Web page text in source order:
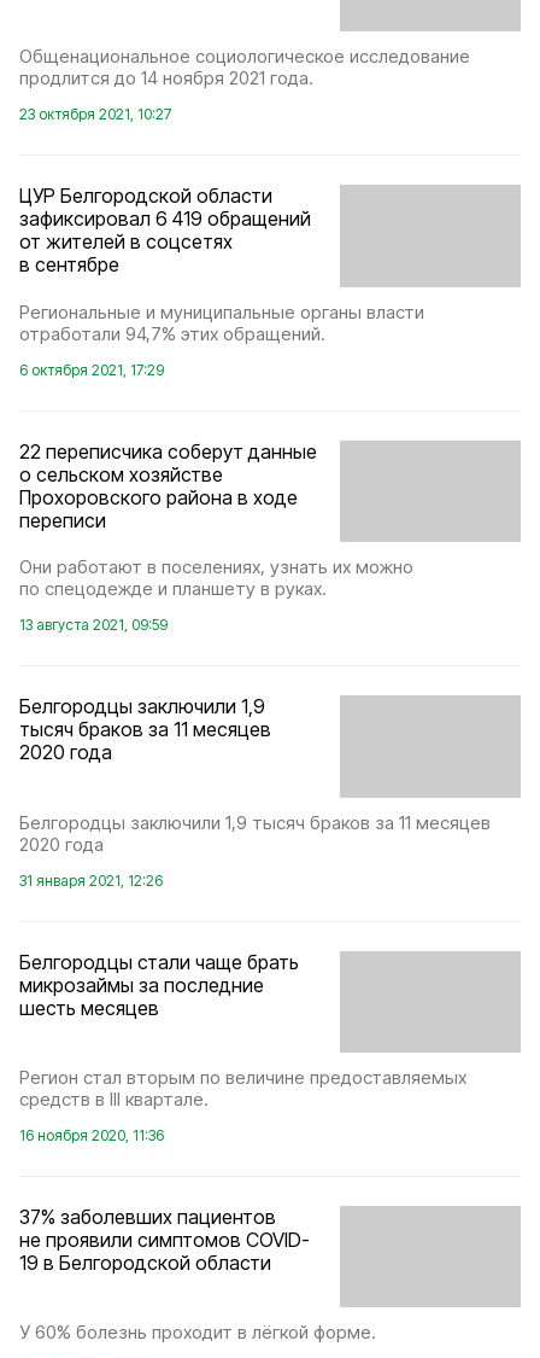
Общенациональное социологическое исследование
продлится до 14 ноября 2021 года.
23 октября 2021, 10:27
ЦУР Белгородской области
зафиксировал 6 419 обращений
от жителей в соцсетях
в сентябре
Региональные и муниципальные органы власти
отработали 94,7% этих обращений.
6 октября 2021, 17:29
22 переписчика соберут данные
о сельском хозяйстве
Прохоровского района в ходе
переписи
Они работают в поселениях, узнать их можно
по спецодежде и планшету в руках.
13 августа 2021, 09:59
Белгородцы заключили 1,9
тысяч браков за 11 месяцев
2020 года
Белгородцы заключили 1,9 тысяч браков за 11 месяцев
2020 года
31 января 2021, 12:26
Белгородцы стали чаще брать
микрозаймы за последние
шесть месяцев
Регион стал вторым по величине предоставляемых
средств в III квартале.
16 ноября 2020, 11:36
37% заболевших пациентов
не проявили симптомов COVID-
19 в Белгородской области
У 60% болезнь проходит в лёгкой форме.